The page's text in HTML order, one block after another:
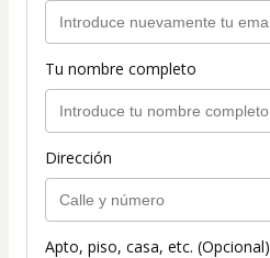
Tu nombre completo
Dirección
Apto, piso, casa, etc. (Opcional)